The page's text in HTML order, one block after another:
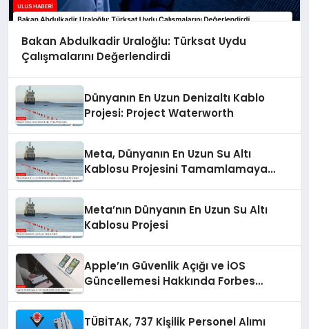
Bakan Abdulkadir Uraloğlu: Türksat Uydu
Çalışmalarını Değerlendirdi
Dünyanın En Uzun Denizaltı Kablo
Projesi: Project Waterworth
Meta, Dünyanın En Uzun Su Altı
Kablosu Projesini Tamamlamaya
Meta’nın Dünyanın En Uzun Su Altı
Kablosu Projesi
Apple’ın Güvenlik Açığı ve iOS
Güncellemesi Hakkında Forbes
TÜBİTAK, 737 Kişilik Personel Alımı